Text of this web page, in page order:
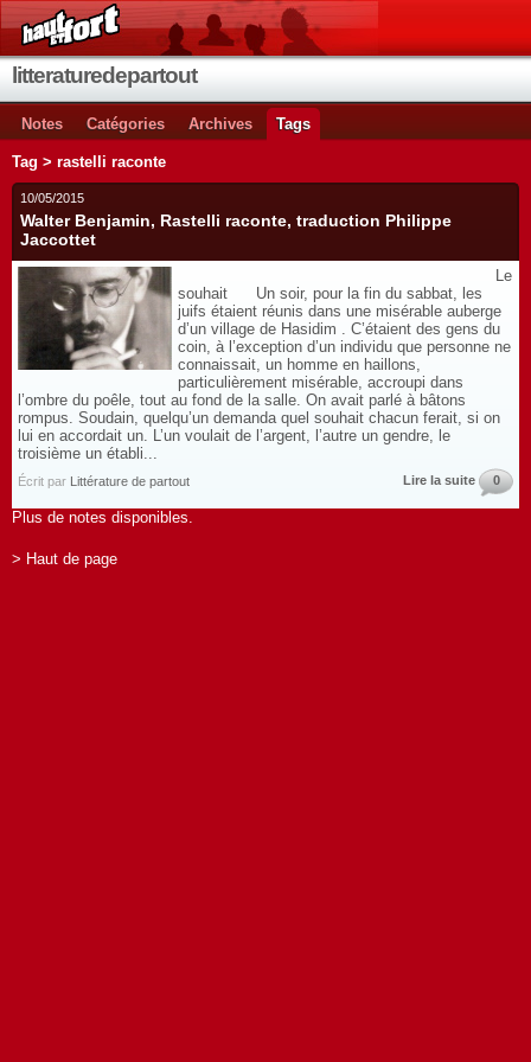
litteraturedepartout
Notes Catégories Archives Tags
Tag > rastelli raconte
10/05/2015
Walter Benjamin, Rastelli raconte, traduction Philippe
Jaccottet
Le
souhait Un soir, pour la fin du sabbat, les
juifs étaient réunis dans une misérable auberge
d’un village de Hasidim . C’étaient des gens du
coin, à l’exception d’un individu que personne ne
connaissait, un homme en haillons,
particulièrement misérable, accroupi dans
l’ombre du poêle, tout au fond de la salle. On avait parlé à bâtons
rompus. Soudain, quelqu’un demanda quel souhait chacun ferait, si on
lui en accordait un. L’un voulait de l’argent, l’autre un gendre, le
troisième un établi...
Écrit par Littérature de partout Lire la suite 0
Plus de notes disponibles.
> Haut de page